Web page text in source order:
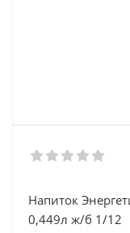
Напиток
0,449л ж/б 1/12